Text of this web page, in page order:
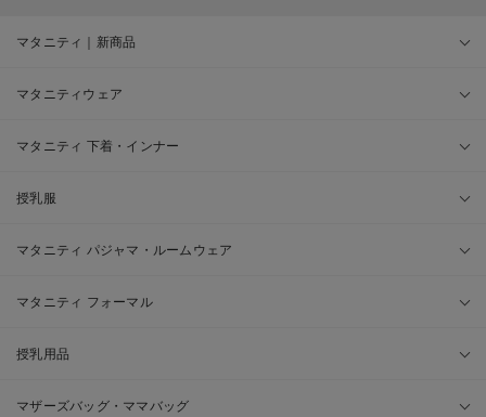
マタニティ｜新商品
マタニティウェア
マタニティ 下着・インナー
授乳服
マタニティ パジャマ・ルームウェア
マタニティ フォーマル
授乳用品
マザーズバッグ・ママバッグ